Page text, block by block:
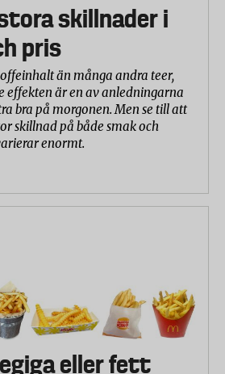
stora skillnader i
pris
än många andra teer,
effekten är en av anledningarna
bra på morgonen. Men se till att
skillnad på både smak och
enormt.
eller fett